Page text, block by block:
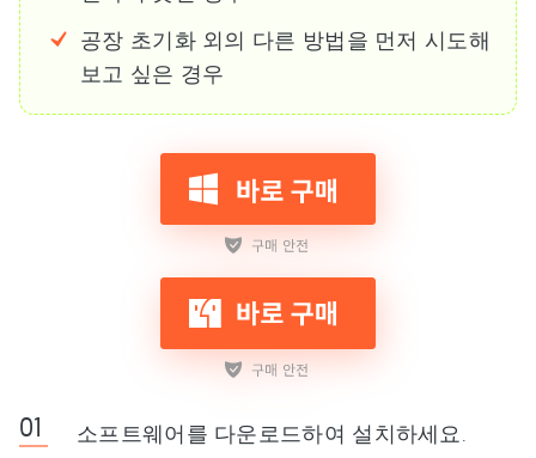
공장 초기화 외의 다른 방법을 먼저 시도해
보고 싶은 경우
소프트웨어를 다운로드하여 설치하세요.